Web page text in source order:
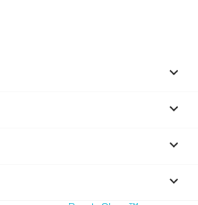



keyboard_arrow_down